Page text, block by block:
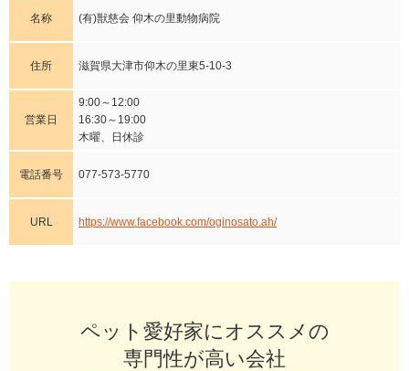
名称 (有)獣慈会 仰木の里動物病院
住所 滋賀県大津市仰木の里東5-10-3
営業日
9:00～12:00
16:30～19:00
木曜、日休診
電話番号 077-573-5770
URL https://www.facebook.com/oginosato.ah/
ペット愛好家にオススメの
専門性が高い会社